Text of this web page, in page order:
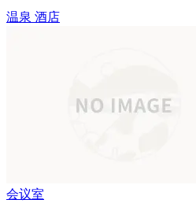
温泉 酒店
会议室